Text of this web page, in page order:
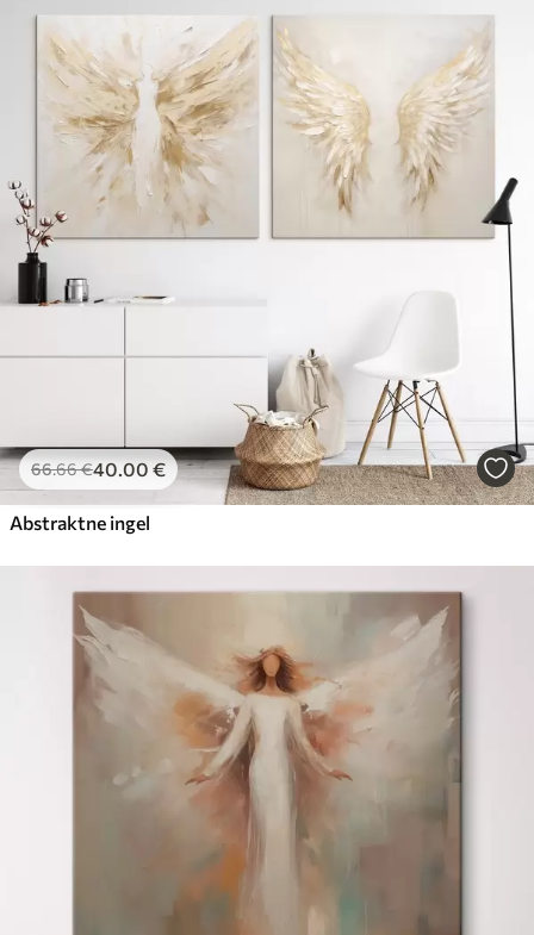
66.66€40.00 €
Abstraktne ingel